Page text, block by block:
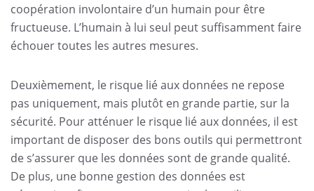
coopération involontaire d’un humain pour être
fructueuse. L’humain à lui seul peut suffisamment faire
échouer toutes les autres mesures.
Deuxièmement, le risque lié aux données ne repose
pas uniquement, mais plutôt en grande partie, sur la
sécurité. Pour atténuer le risque lié aux données, il est
important de disposer des bons outils qui permettront
de s’assurer que les données sont de grande qualité.
De plus, une bonne gestion des données est